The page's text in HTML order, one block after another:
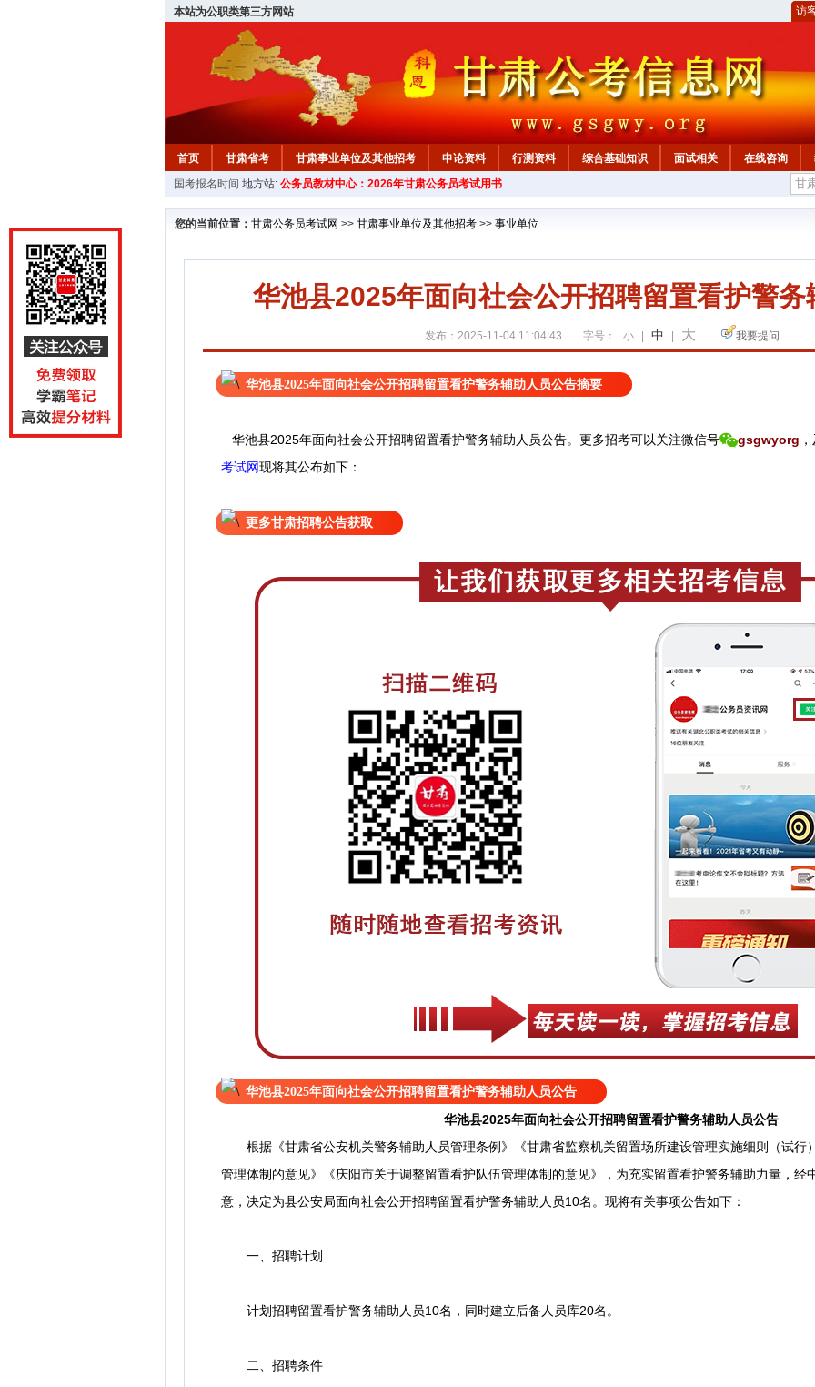
本站为公职类第三方网站 访
首页 甘肃省考 甘肃事业单位及其他招考 申论资料 行测资料 综合基础知识 面试相关 在线咨询
国考报名时间 地方站: 公务员教材中心：2026年甘肃公务员考试用书
您的当前位置： 甘肃公务员考试网 >> 甘肃事业单位及其他招考 >> 事业单位
华池县2025年面向社会公开招聘留置看护警务
发布：2025-11-04 11:04:43 字号： 小 中 大 我要提问
华池县2025年面向社会公开招聘留置看护警务辅助人员公告摘要
华池县2025年面向社会公开招聘留置看护警务辅助人员公告。 更多招考可以关注微信号 gsgwyorg ，
考试网现将其公布如下：
更多甘肃招聘公告获取
华池县2025年面向社会公开招聘留置看护警务辅助人员公告
华池县2025年面向社会公开招聘留置看护警务辅助人员公告
根据《甘肃省公安机关警务辅助人员管理条例》《甘肃省监察机关留置场所建设管理实施细则（试行
管理体制的意见》《庆阳市关于调整留置看护队伍管理体制的意见》，为充实留置看护警务辅助力量，经
意，决定为县公安局面向社会公开招聘留置看护警务辅助人员10名。现将有关事项公告如下：
一、招聘计划
计划招聘留置看护警务辅助人员10名，同时建立后备人员库20名。
二、招聘条件